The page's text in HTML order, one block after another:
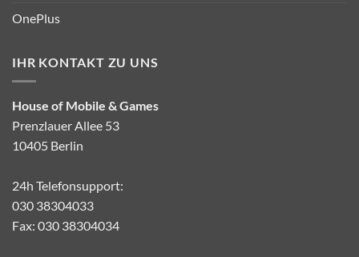
OnePlus
IHR KONTAKT ZU UNS
House of Mobile & Games
Prenzlauer Allee 53
10405 Berlin
24h Telefonsupport:
030 38304033
Fax: 030 38304034